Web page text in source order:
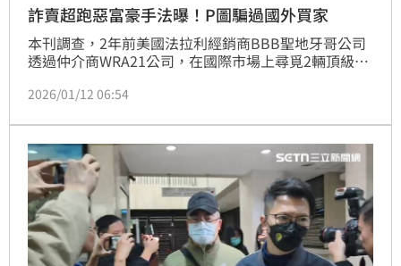
詐賣超跑惡富豪手法曝！P圖騙過國外買家
本刊調查，2年前美國法拉利經銷商BBB聖地牙哥公司
透過仲介商WRA21公司，在國際市場上尋覓2輛頂級限
流入特定超跑圈層後，陳肯特與旗下陳姓財務長，對外
全產權，成功說服美國經銷商買家在2023年7月分2次
匯出935萬美元（約新台幣3.2億元）至新加坡、香港帳
戶。
2026/01/12 06:54